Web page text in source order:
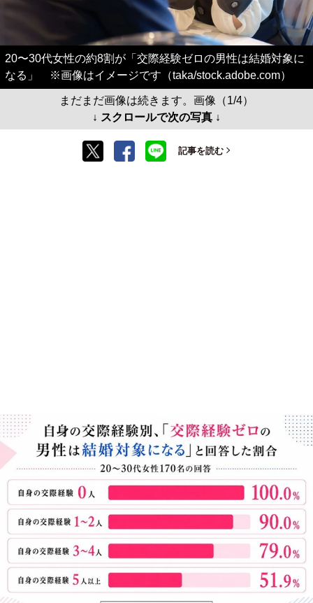
20〜30代女性の約8割が「交際経験ゼロの男性は結婚対象に
なる」 ※画像はイメージです（taka/stock.adobe.com）
まだまだ画像は続きます。画像（1/4）
↓ スクロールで次の写真 ↓
記事を読む